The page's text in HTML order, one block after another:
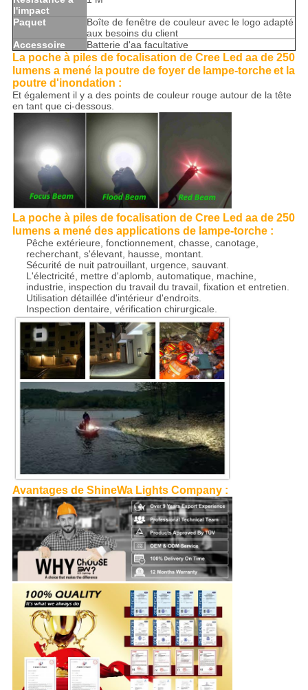
l'impact
Paquet
Boîte de fenêtre de couleur avec le logo adapté
aux besoins du client
Accessoire
Batterie d'aa facultative
La poche à piles de focalisation de Cree Led aa de 250
lumens a mené la poutrede foyer de lampe-torcheet la
poutre d'inondation :
Et également il y a des points de couleur rouge autour de la tête
en tant que ci-dessous.
La poche à piles de focalisation de Cree Led aa de 250
lumens a mené des applicationsde lampe-torche :
Pêche extérieure, fonctionnement, chasse, canotage,
recherchant, s'élevant, hausse, montant.
Sécurité de nuit patrouillant, urgence, sauvant.
L'électricité, mettre d'aplomb, automatique, machine,
industrie, inspection du travail du travail, fixation et entretien.
Utilisation détaillée d'intérieur d'endroits.
Inspection dentaire, vérification chirurgicale.
Avantages de ShineWa Lights Company :